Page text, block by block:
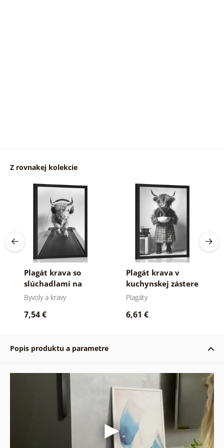
Z rovnakej kolekcie
Plagát krava so
slúchadlami na
bežiacom páse
Byvoly a kravy
7,54 €
Plagát krava v
kuchynskej zástere
Plagáty
6,61 €
Popis produktu a parametre